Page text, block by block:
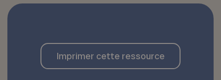
Imprimer cette ressource